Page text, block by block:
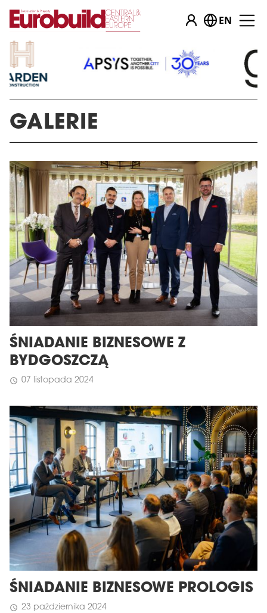
EN
GALERIE
ŚNIADANIE BIZNESOWE Z
BYDGOSZCZĄ
schedule 07 listopada 2024
ŚNIADANIE BIZNESOWE PROLOGIS
schedule 23 października 2024